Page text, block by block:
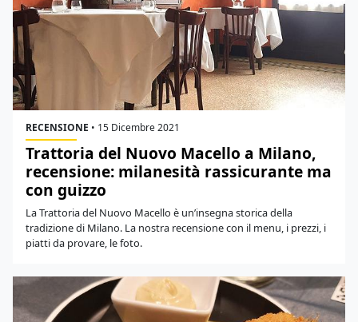
RECENSIONE • 15 Dicembre 2021
Trattoria del Nuovo Macello a Milano,
recensione: milanesità rassicurante ma
con guizzo
La Trattoria del Nuovo Macello è un’insegna storica della
tradizione di Milano. La nostra recensione con il menu, i prezzi, i
piatti da provare, le foto.